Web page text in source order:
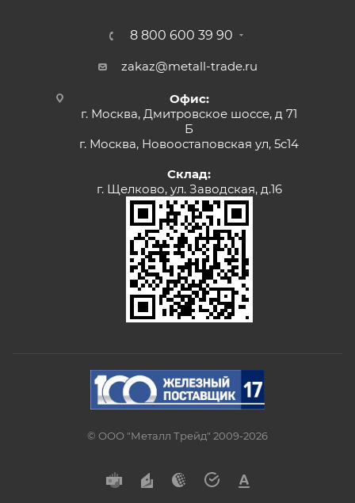
8 800 600 39 90
zakaz@metall-trade.ru
Офис:
г. Москва, Дмитровское шоссе, д 71
Б
г. Москва, Новоостаповская ул, 5с14
Склад:
г. Щелково, ул. Заводская, д.16
© ООО "Металл Трейд" 2009-2026